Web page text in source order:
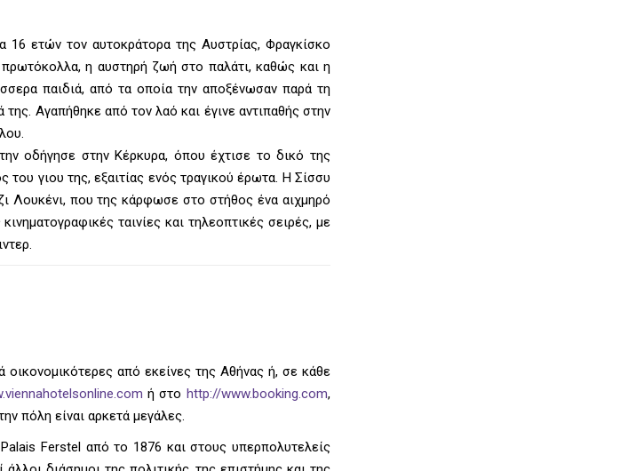
16 ετών τον αυτοκράτορα της Αυστρίας, Φραγκίσκο
η αυστηρή ζωή στο παλάτι, καθώς και η
παιδιά, από τα οποία την αποξένωσαν παρά τη
της. Αγαπήθηκε από τον λαό και έγινε αντιπαθής στην
οδήγησε στην Κέρκυρα, όπου έχτισε το δικό της
του γιου της, εξαιτίας ενός τραγικού έρωτα. Η Σίσσυ
Λουκένι, που της κάρφωσε στο στήθος ένα αιχμηρό
ταινίες και τηλεοπτικές σειρές, με
από εκείνες της Αθήνας ή, σε κάθε
ή στο http://www.booking.com,
πόλη είναι αρκετά μεγάλες.
Ferstel από το 1876 και στους υπερπολυτελείς